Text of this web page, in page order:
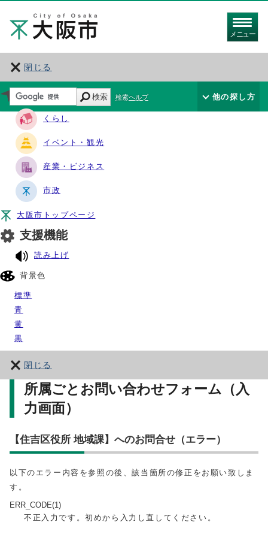
メニュー
閉じる
サイト・ナビ
くらし
イベント・観光
産業・ビジネス
市政
大阪市トップページ
支援機能
読み上げ
背景色
標準
青
黄
黒
閉じる
検索 検索ヘルプ 他の探し方
所属ごとお問い合わせフォーム（入
力画面）
【住吉区役所 地域課】へのお問合せ（エラー）
以下のエラー内容を参照の後、該当箇所の修正をお願い致しま
す。
ERR_CODE(1)
不正入力です。初めから入力し直してください。